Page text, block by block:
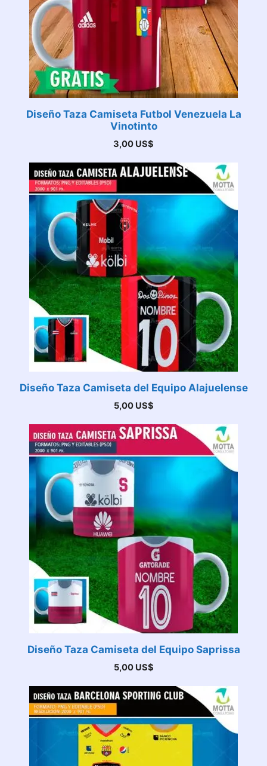
Diseño Taza Camiseta Futbol Venezuela La
Vinotinto
3,00 US$
Diseño Taza Camiseta del Equipo Alajuelense
5,00 US$
Diseño Taza Camiseta del Equipo Saprissa
5,00 US$